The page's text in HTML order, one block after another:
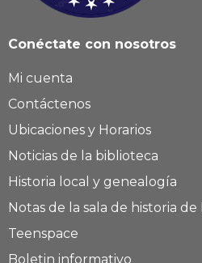
Conéctate con nosotros
Mi cuenta
Contáctenos
Ubicaciones y Horarios
Noticias de la biblioteca
Historia local y genealogía
Notas de la sala de historia
Teenspace
Boletin informativo